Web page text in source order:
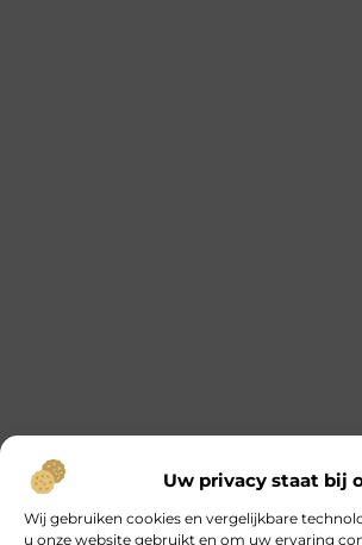
Uw privacy staat bij
Wij gebruiken cookies en vergelijkbare
u onze website gebruikt en om uw ervaring